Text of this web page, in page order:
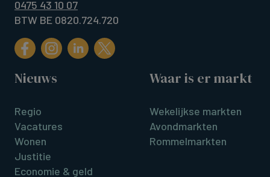
0475 43 10 07
BTW BE 0820.724.720
Nieuws
Regio
Vacatures
Wonen
Justitie
Economie & geld
Waar is er markt
Wekelijkse markten
Avondmarkten
Rommelmarkten